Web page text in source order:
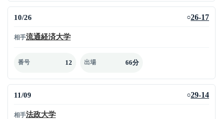
10/26 ○26-17
相手流通経済大学
番号 12 出場 66分
11/09 ○29-14
相手法政大学